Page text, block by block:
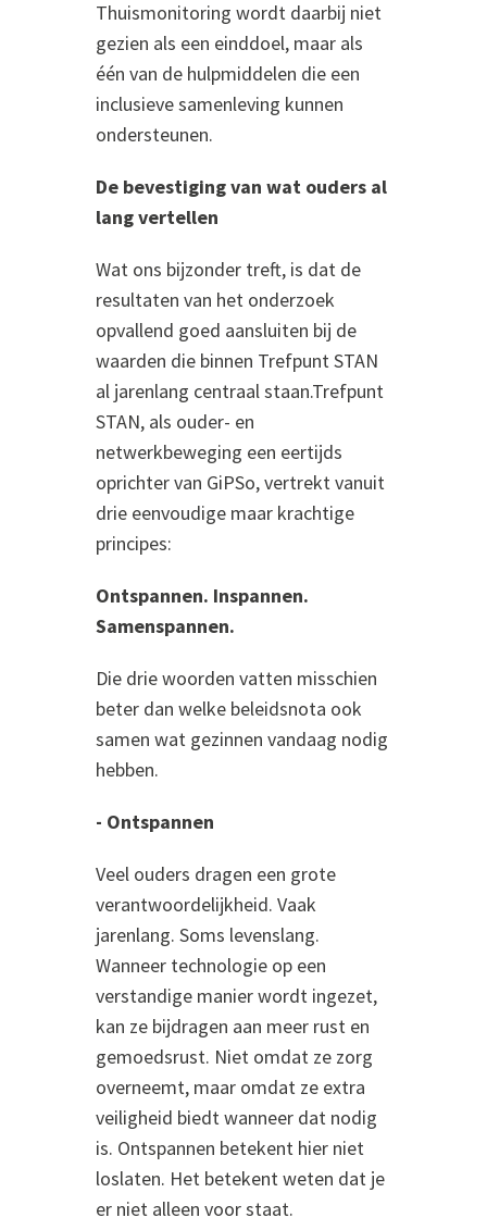
Thuismonitoring wordt daarbij niet
gezien als een einddoel, maar als
één van de hulpmiddelen die een
inclusieve samenleving kunnen
ondersteunen.
De bevestiging van wat ouders al
lang vertellen
Wat ons bijzonder treft, is dat de
resultaten van het onderzoek
opvallend goed aansluiten bij de
waarden die binnen Trefpunt STAN
al jarenlang centraal staan.Trefpunt
STAN, als ouder- en
netwerkbeweging een eertijds
oprichter van GiPSo, vertrekt vanuit
drie eenvoudige maar krachtige
principes:
Ontspannen. Inspannen.
Samenspannen.
Die drie woorden vatten misschien
beter dan welke beleidsnota ook
samen wat gezinnen vandaag nodig
hebben.
- Ontspannen
Veel ouders dragen een grote
verantwoordelijkheid. Vaak
jarenlang. Soms levenslang.
Wanneer technologie op een
verstandige manier wordt ingezet,
kan ze bijdragen aan meer rust en
gemoedsrust. Niet omdat ze zorg
overneemt, maar omdat ze extra
veiligheid biedt wanneer dat nodig
is. Ontspannen betekent hier niet
loslaten. Het betekent weten dat je
er niet alleen voor staat.